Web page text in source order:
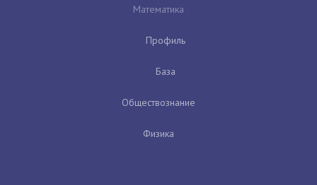
Математика
Профиль
База
Обществознание
Физика